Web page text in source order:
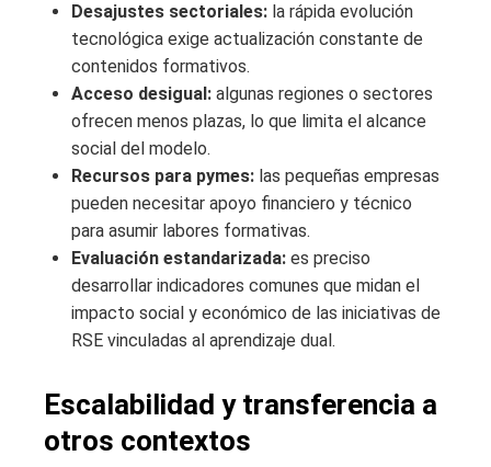
Desajustes sectoriales: la rápida evolución
tecnológica exige actualización constante de
contenidos formativos.
Acceso desigual: algunas regiones o sectores
ofrecen menos plazas, lo que limita el alcance
social del modelo.
Recursos para pymes: las pequeñas empresas
pueden necesitar apoyo financiero y técnico
para asumir labores formativas.
Evaluación estandarizada: es preciso
desarrollar indicadores comunes que midan el
impacto social y económico de las iniciativas de
RSE vinculadas al aprendizaje dual.
Escalabilidad y transferencia a
otros contextos